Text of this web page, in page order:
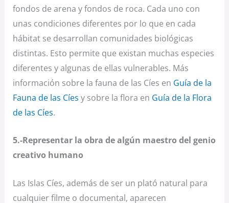
fondos de arena y fondos de roca. Cada uno con
unas condiciones diferentes por lo que en cada
hábitat se desarrollan comunidades biológicas
distintas. Esto permite que existan muchas especies
diferentes y algunas de ellas vulnerables. Más
información sobre la fauna de las Cíes en Guía de la
Fauna de las Cíes y sobre la flora en Guía de la Flora
de las Cíes.
5.-Representar la obra de algún maestro del genio
creativo humano
Las Islas Cíes, además de ser un plató natural para
cualquier filme o documental, aparecen